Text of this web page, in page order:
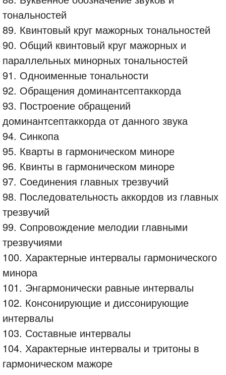
тональностей
89. Квинтовый круг мажорных тональностей
90. Общий квинтовый круг мажорных и
параллельных минорных тональностей
91. Одноименные тональности
92. Обращения доминантсептаккорда
93. Построение обращений
доминантсептаккорда от данного звука
94. Синкопа
95. Кварты в гармоническом миноре
96. Квинты в гармоническом миноре
97. Соединения главных трезвучий
98. Последовательность аккордов из главных
трезвучий
99. Сопровождение мелодии главными
трезвучиями
100. Характерные интервалы гармонического
минора
101. Энгармонически равные интервалы
102. Консонирующие и диссонирующие
интервалы
103. Составные интервалы
104. Характерные интервалы и тритоны в
гармоническом мажоре